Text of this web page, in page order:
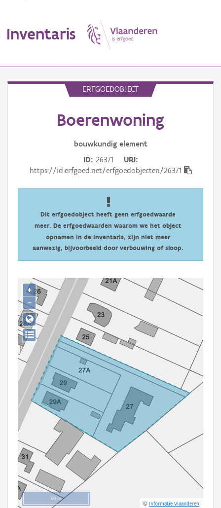
Inventaris
Persoon of collectief
Downloads
Aanmelden
ERFGOEDOBJECT
Boerenwoning
bouwkundig element
ID 26371
URI
https://id.erfgoed.net/erfgoedobjecten/26371
Dit erfgoedobject heeft geen erfgoedwaarde
meer. De erfgoedwaarden waarom we het object
opnamen in de inventaris, zijn niet meer
aanwezig, bijvoorbeeld door verbouwing of sloop.
50 m
©Informatie Vlaanderen
+
−